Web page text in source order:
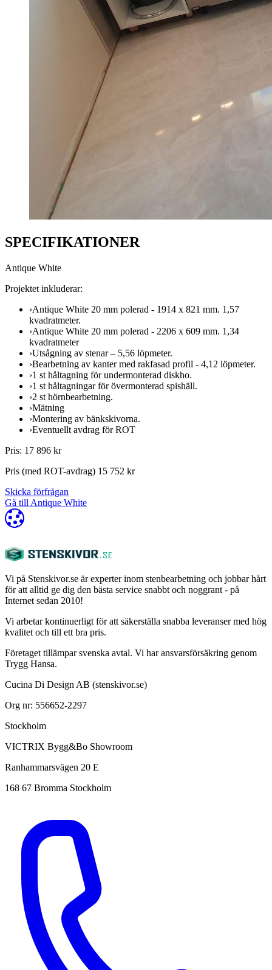
SPECIFIKATIONER
Antique White
Projektet inkluderar:
›Antique White 20 mm polerad - 1914 x 821 mm. 1,57
kvadratmeter.
›Antique White 20 mm polerad - 2206 x 609 mm. 1,34
kvadratmeter
›Utsågning av stenar – 5,56 löpmeter.
›Bearbetning av kanter med rakfasad profil - 4,12 löpmeter.
›1 st håltagning för undermonterad diskho.
›1 st håltagningar för övermonterad spishäll.
›2 st hörnbearbetning.
›Mätning
›Montering av bänkskivorna.
›Eventuellt avdrag för ROT
Pris: 17 896 kr
Pris (med ROT-avdrag) 15 752 kr
Skicka förfrågan
Gå till Antique White
Vi på Stenskivor.se är experter inom stenbearbetning och jobbar hårt
för att alltid ge dig den bästa service snabbt och noggrant - på
Internet sedan 2010!
Vi arbetar kontinuerligt för att säkerställa snabba leveranser med hög
kvalitet och till ett bra pris.
Företaget tillämpar svenska avtal. Vi har ansvarsförsäkring genom
Trygg Hansa.
Cucina Di Design AB (stenskivor.se)
Org nr: 556652-2297
Stockholm
VICTRIX Bygg&Bo Showroom
Ranhammarsvägen 20 E
168 67 Bromma Stockholm